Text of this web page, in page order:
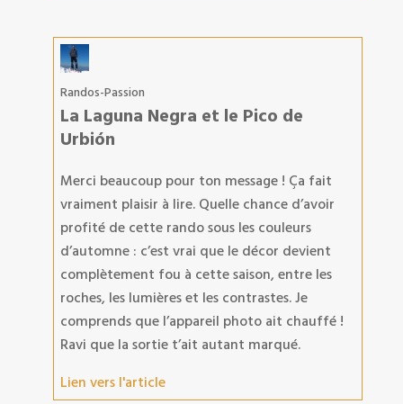
Randos-Passion
La Laguna Negra et le Pico de
Urbión
Merci beaucoup pour ton message ! Ça fait
vraiment plaisir à lire. Quelle chance d’avoir
profité de cette rando sous les couleurs
d’automne : c’est vrai que le décor devient
complètement fou à cette saison, entre les
roches, les lumières et les contrastes. Je
comprends que l’appareil photo ait chauffé !
Ravi que la sortie t’ait autant marqué.
Lien vers l'article